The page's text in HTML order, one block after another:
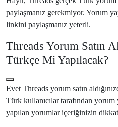
paylaşmanız gerekmiyor. Yorum
linkini paylaşmanız yeterli.
Threads Yorum Satın
Türkçe Mi Yapılacak?
Evet Threads yorum satın
Türk kullanıcılar tarafından yorum
yapılan yorumlar içeriğinizin